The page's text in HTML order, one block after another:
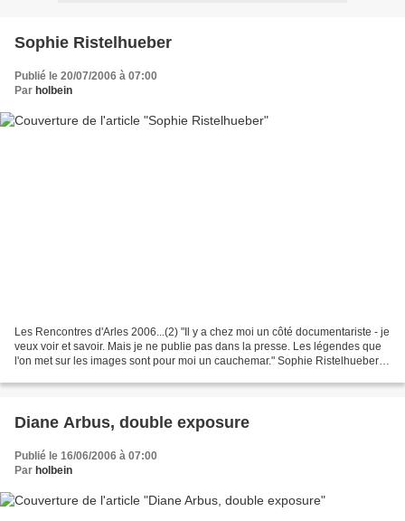
Sophie Ristelhueber
Publié le 20/07/2006 à 07:00
Par holbein
Les Rencontres d'Arles 2006...(2) "Il y a chez moi un côté documentariste - je
veux voir et savoir. Mais je ne publie pas dans la presse. Les légendes que
l'on met sur les images sont pour moi un cauchemar." Sophie Ristelhueber
Diane Arbus, double exposure
Publié le 16/06/2006 à 07:00
Par holbein